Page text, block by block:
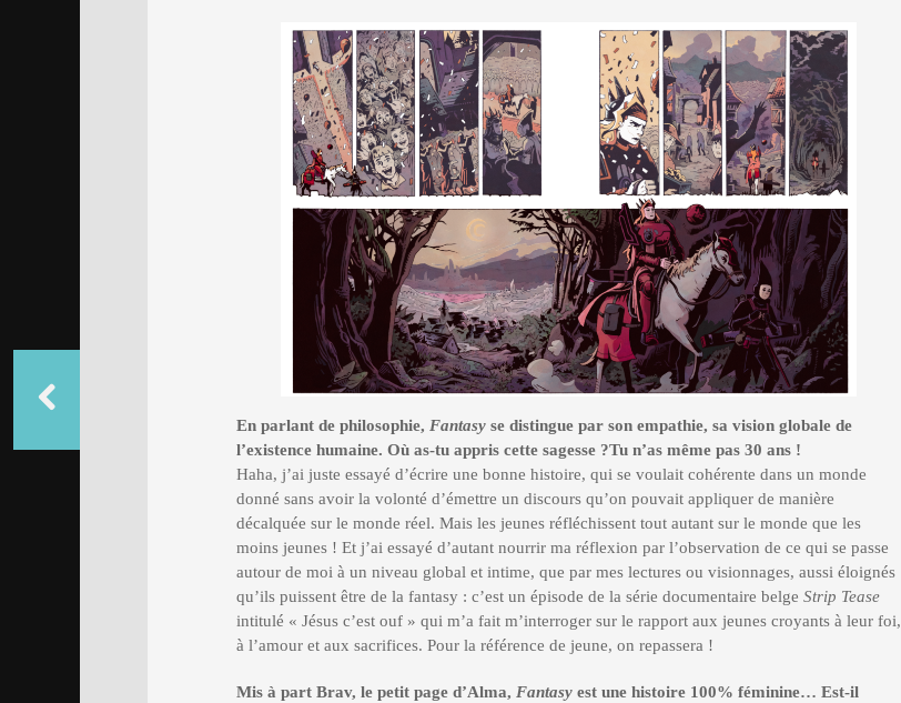
En parlant de philosophie, Fantasy se distingue par son empathie, sa vision globale de
l’existence humaine. Où as-tu appris cette sagesse ?Tu n’as même pas 30 ans !
Haha, j’ai juste essayé d’écrire une bonne histoire, qui se voulait cohérente dans un monde
donné sans avoir la volonté d’émettre un discours qu’on pouvait appliquer de manière
décalquée sur le monde réel. Mais les jeunes réfléchissent tout autant sur le monde que les
moins jeunes ! Et j’ai essayé d’autant nourrir ma réflexion par l’observation de ce qui se passe
autour de moi à un niveau global et intime, que par mes lectures ou visionnages, aussi éloignés
qu’ils puissent être de la fantasy : c’est un épisode de la série documentaire belge Strip Tease
intitulé « Jésus c’est ouf » qui m’a fait m’interroger sur le rapport aux jeunes croyants à leur foi,
à l’amour et aux sacrifices. Pour la référence de jeune, on repassera !
Mis à part Brav, le petit page d’Alma, Fantasy est une histoire 100% féminine… Est-il